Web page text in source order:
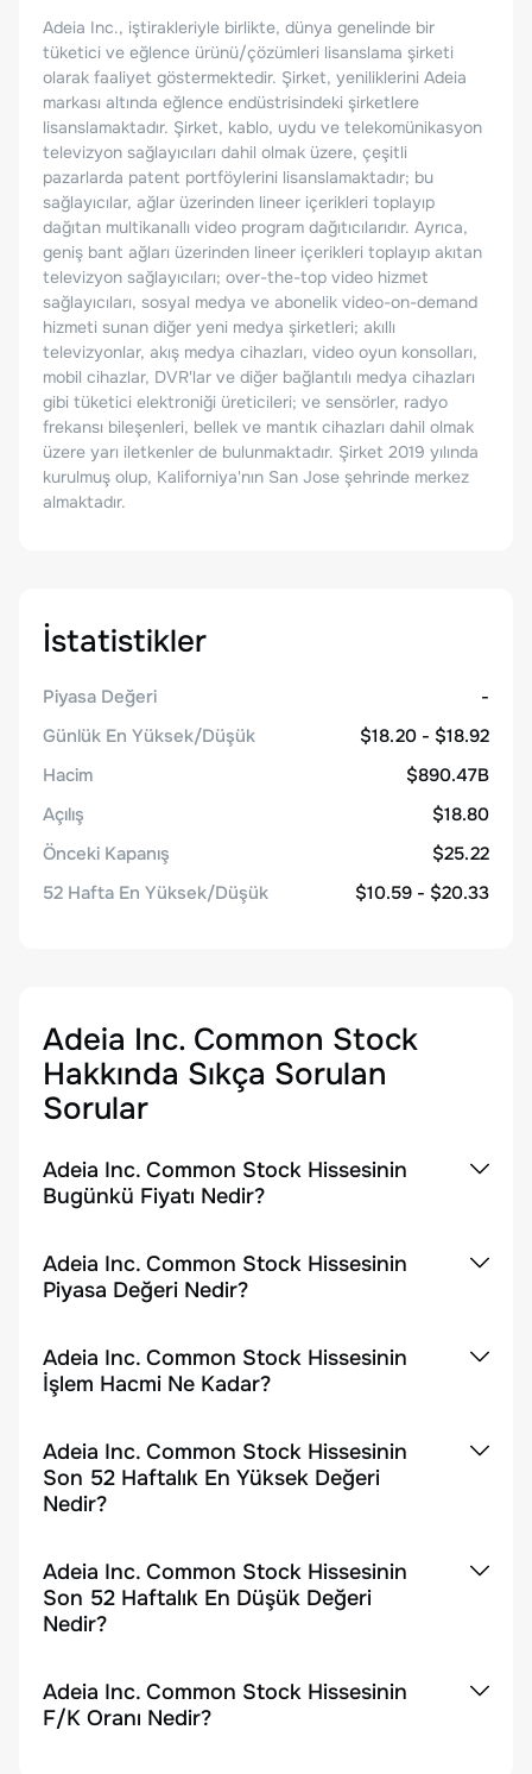
Adeia Inc., iştirakleriyle birlikte, dünya genelinde bir
tüketici ve eğlence ürünü/çözümleri lisanslama şirketi
olarak faaliyet göstermektedir. Şirket, yeniliklerini Adeia
markası altında eğlence endüstrisindeki şirketlere
lisanslamaktadır. Şirket, kablo, uydu ve telekomünikasyon
televizyon sağlayıcıları dahil olmak üzere, çeşitli
pazarlarda patent portföylerini lisanslamaktadır; bu
sağlayıcılar, ağlar üzerinden lineer içerikleri toplayıp
dağıtan multikanallı video program dağıtıcılarıdır. Ayrıca,
geniş bant ağları üzerinden lineer içerikleri toplayıp akıtan
televizyon sağlayıcıları; over-the-top video hizmet
sağlayıcıları, sosyal medya ve abonelik video-on-demand
hizmeti sunan diğer yeni medya şirketleri; akıllı
televizyonlar, akış medya cihazları, video oyun konsolları,
mobil cihazlar, DVR'lar ve diğer bağlantılı medya cihazları
gibi tüketici elektroniği üreticileri; ve sensörler, radyo
frekansı bileşenleri, bellek ve mantık cihazları dahil olmak
üzere yarı iletkenler de bulunmaktadır. Şirket 2019 yılında
kurulmuş olup, Kaliforniya'nın San Jose şehrinde merkez
almaktadır.
İstatistikler
Piyasa Değeri
-
Günlük En Yüksek/Düşük
$18.20 - $18.92
Hacim
$890.47B
Açılış
$18.80
Önceki Kapanış
$25.22
52 Hafta En Yüksek/Düşük
$10.59 - $20.33
Adeia Inc. Common Stock
Hakkında Sıkça Sorulan
Sorular
Adeia Inc. Common Stock Hissesinin
Bugünkü Fiyatı Nedir?
Adeia Inc. Common Stock Hissesinin
Piyasa Değeri Nedir?
Adeia Inc. Common Stock Hissesinin
İşlem Hacmi Ne Kadar?
Adeia Inc. Common Stock Hissesinin
Son 52 Haftalık En Yüksek Değeri
Nedir?
Adeia Inc. Common Stock Hissesinin
Son 52 Haftalık En Düşük Değeri
Nedir?
Adeia Inc. Common Stock Hissesinin
F/K Oranı Nedir?